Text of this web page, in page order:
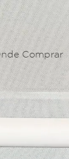
Comprar